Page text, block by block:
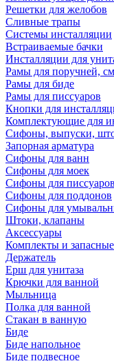
Решетки для желобов
Сливные трапы
Системы инсталляции
Встраиваемые бачки
Инсталляции для
Рамы для поручней,
Рамы для биде
Рамы для писсуаров
Кнопки для
Комплектующие для
Сифоны, выпуски,
Запорная арматура
Сифоны для ванн
Сифоны для моек
Сифоны для писсуаров
Сифоны для поддонов
Сифоны для
Штоки, клапаны
Аксессуары
Комплекты и запасные
Держатель
Ерш для унитаза
Крючки для ванной
Мыльница
Полка для ванной
Стакан в ванную
Биде
Биде напольное
Биде подвесное